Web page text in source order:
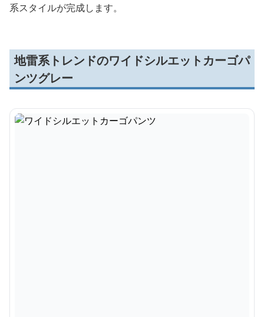
系スタイルが完成します。
地雷系トレンドのワイドシルエットカーゴパ
ンツグレー